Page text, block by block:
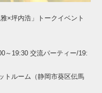
×坪内浩」トークイベント
～19:30 交流パーティー/19:
トルーム（静岡市葵区伝馬